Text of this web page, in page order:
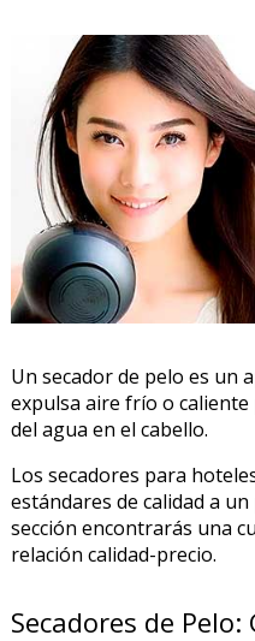
Un secador de pelo es un
expulsa aire frío o
del agua en el cabello.
Los secadores para
estándares de calidad a
sección encontrarás una
relación calidad-precio.
Secadores de